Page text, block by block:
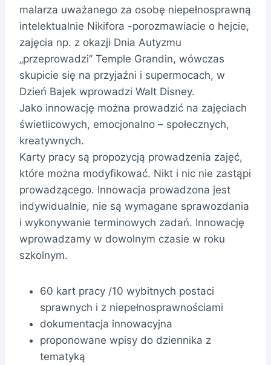
malarza uważanego za osobę niepełnosprawną
intelektualnie Nikifora -porozmawiacie o hejcie,
zajęcia np. z okazji Dnia Autyzmu
„przeprowadzi” Temple Grandin, wówczas
skupicie się na przyjaźni i supermocach, w
Dzień Bajek wprowadzi Walt Disney.
Jako innowację można prowadzić na zajęciach
świetlicowych, emocjonalno – społecznych,
kreatywnych.
Karty pracy są propozycją prowadzenia zajęć,
które można modyfikować. Nikt i nic nie zastąpi
prowadzącego. Innowacja prowadzona jest
indywidualnie, nie są wymagane sprawozdania
i wykonywanie terminowych zadań. Innowację
wprowadzamy w dowolnym czasie w roku
szkolnym.
60 kart pracy /10 wybitnych postaci
sprawnych i z niepełnosprawnościami
dokumentacja innowacyjna
proponowane wpisy do dziennika z
tematyką